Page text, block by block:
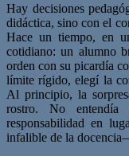
Hay decisiones
didáctica, sino con el
Hace un tiempo, en
cotidiano: un alumno
orden con su picardía
límite rígido, elegí la
Al principio, la
rostro. No
responsabilidad en
infalible de la